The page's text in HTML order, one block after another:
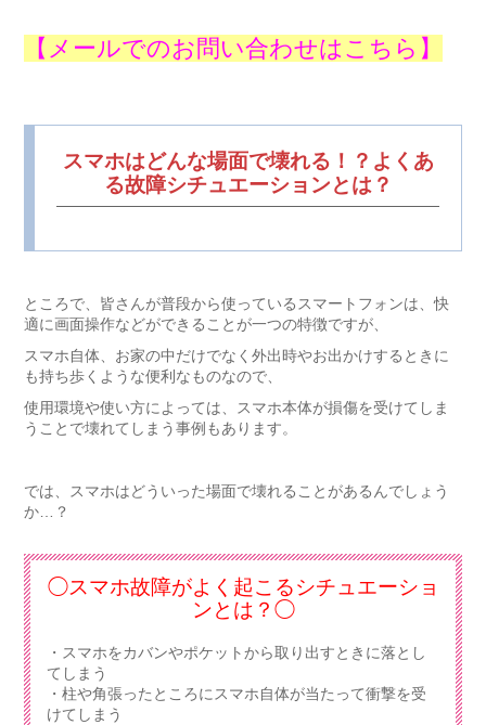
【メールでのお問い合わせはこちら】
スマホはどんな場面で壊れる！？よくあ
る故障シチュエーションとは？
ところで、皆さんが普段から使っているスマートフォンは、快
適に画面操作などができることが一つの特徴ですが、
スマホ自体、お家の中だけでなく外出時やお出かけするときに
も持ち歩くような便利なものなので、
使用環境や使い方によっては、スマホ本体が損傷を受けてしま
うことで壊れてしまう事例もあります。
では、スマホはどういった場面で壊れることがあるんでしょう
か…？
◯スマホ故障がよく起こるシチュエーショ
ンとは？◯
・スマホをカバンやポケットから取り出すときに落とし
てしまう
・柱や角張ったところにスマホ自体が当たって衝撃を受
けてしまう